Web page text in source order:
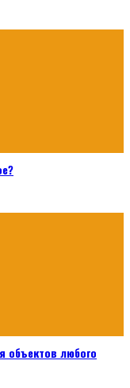
объектов любого